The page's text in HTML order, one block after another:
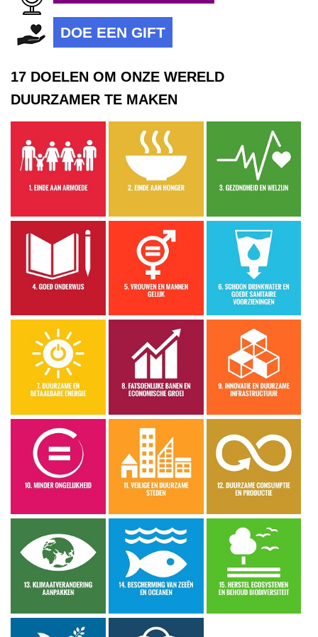
DOE EEN GIFT
17 DOELEN OM ONZE WERELD
DUURZAMER TE MAKEN